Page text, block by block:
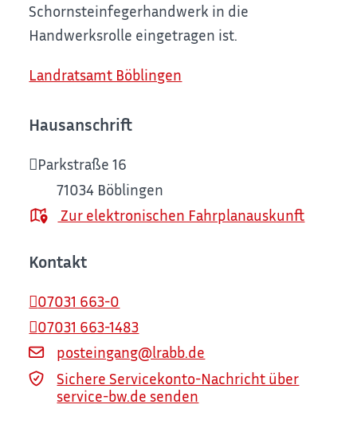
Schornsteinfegerhandwerk in die
Handwerksrolle eingetragen ist.
Landratsamt Böblingen
Hausanschrift
Parkstraße 16
71034 Böblingen
Zur elektronischen Fahrplanauskunft
Kontakt
07031 663-0
07031 663-1483
posteingang@lrabb.de
Sichere Servicekonto-Nachricht über
service-bw.de senden